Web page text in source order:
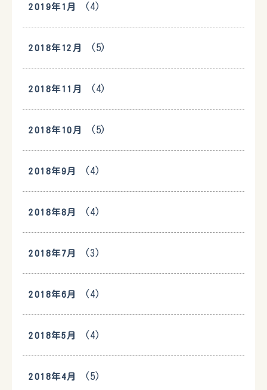
2019年1月 (4)
2018年12月 (5)
2018年11月 (4)
2018年10月 (5)
2018年9月 (4)
2018年8月 (4)
2018年7月 (3)
2018年6月 (4)
2018年5月 (4)
2018年4月 (5)